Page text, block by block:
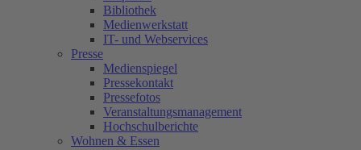
Bibliothek
Medienwerkstatt
IT- und Webservices
Presse
Medienspiegel
Pressekontakt
Pressefotos
Veranstaltungsmanagement
Hochschulberichte
Wohnen & Essen